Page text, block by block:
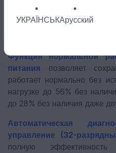
запускается инвертор,
Пуск с инвертора
Функция нормальной
питания позволяет
работает нормально без
нагрузке до 56% без
до 28% без наличия даже
Автоматическая
управление (32-
полную эффективность
УКРАЇНСЬКАрусский